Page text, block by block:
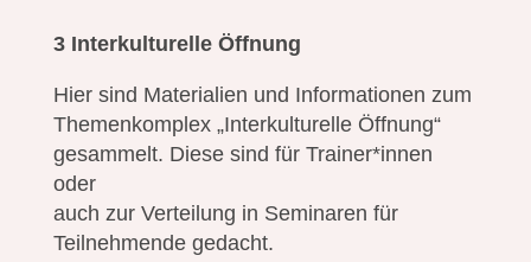
3 Interkulturelle Öffnung
Hier sind Materialien und Informationen zum
Themenkomplex „Interkulturelle Öffnung“
gesammelt. Diese sind für Trainer*innen
oder
auch zur Verteilung in Seminaren für
Teilnehmende gedacht.